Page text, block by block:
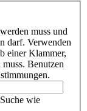
muss und
darf. Verwenden
einer Klammer,
Benutzen
wie